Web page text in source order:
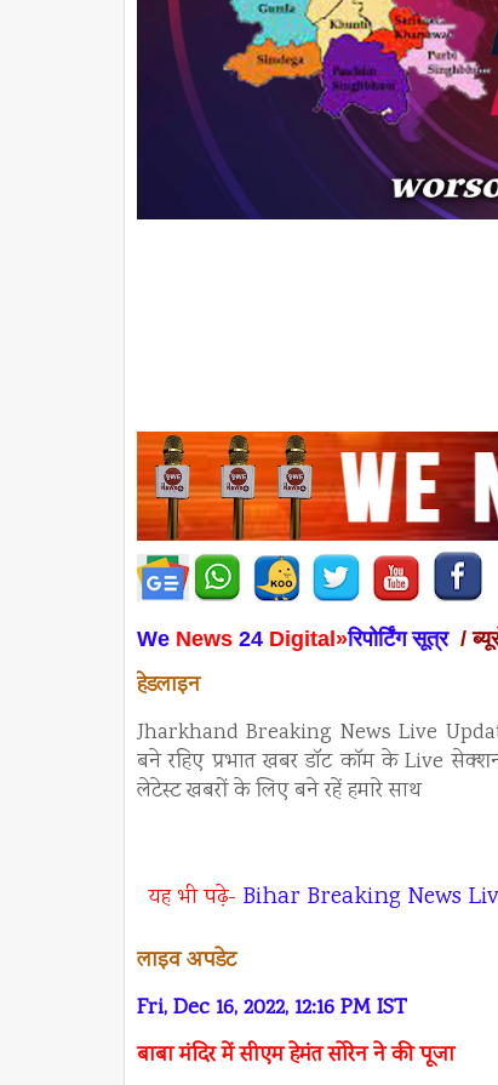
We News 24 Digital»रिपोर्टिंग सूत्र /
हेडलाइन
Jharkhand Breaking News Live
बने रहिए प्रभात खबर डॉट कॉम के Live
लेटेस्ट खबरों के लिए बने रहें हमारे साथ
यह भी पढ़े- Bihar Breaking News
लाइव अपडेट
Fri, Dec 16, 2022, 12:16 PM IST
बाबा मंदिर में सीएम हेमंत सोरेन ने की पूजा